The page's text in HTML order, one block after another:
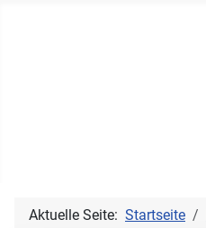
Aktuelle Seite: Startseite